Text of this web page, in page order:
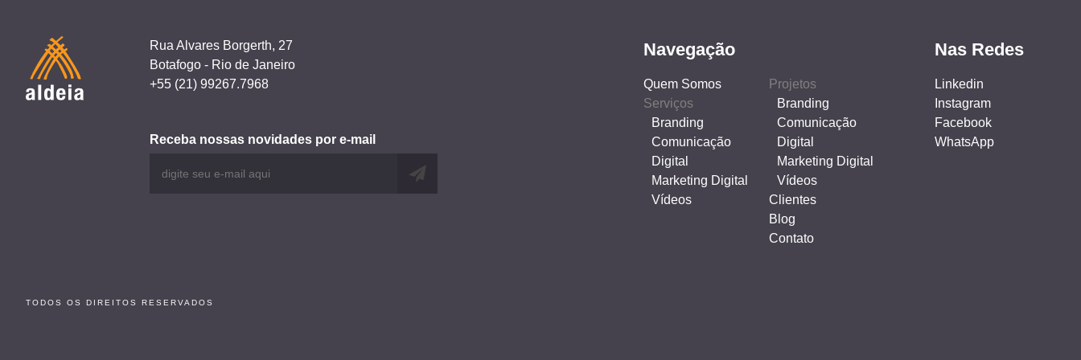
Rua Alvares Borgerth, 27
Botafogo - Rio de Janeiro
+55 (21) 99267.7968
Receba nossas novidades por e-mail
Navegação
Quem Somos
Serviços
Branding
Comunicação
Digital
Marketing Digital
Vídeos
Projetos
Branding
Comunicação
Digital
Marketing Digital
Vídeos
Clientes
Blog
Contato
Nas Redes
Linkedin
Instagram
Facebook
WhatsApp
TODOS OS DIREITOS RESERVADOS